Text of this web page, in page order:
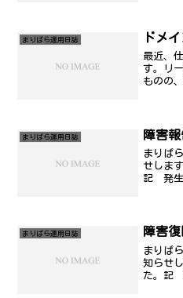
頃 復
まりぱら運用日誌 ドメ
最近、
す。リ
ものの
某嬢の
まりぱら運用日誌 障害
まりぱ
せしま
記 発
まりぱら運用日誌 障害
まりぱ
知らせ
た。記